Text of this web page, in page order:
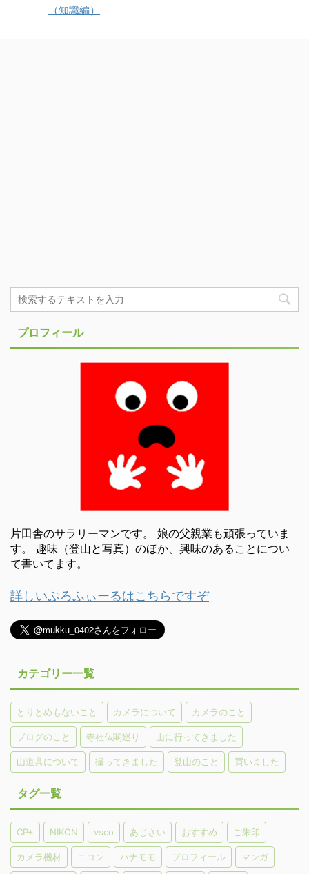
（知識編）
プロフィール
片田舎のサラリーマンです。 娘の父親業も頑張っていま
す。 趣味（登山と写真）のほか、興味のあることについ
て書いてます。
詳しいぷろふぃーるはこちらですぞ
カテゴリー一覧
とりとめもないこと カメラについて カメラのこと
ブログのこと 寺社仏閣巡り 山に行ってきました
山道具について 撮ってきました 登山のこと 買いました
タグ一覧
CP+ NIKON vsco あじさい おすすめ ご朱印
カメラ機材 ニコン ハナモモ プロフィール マンガ